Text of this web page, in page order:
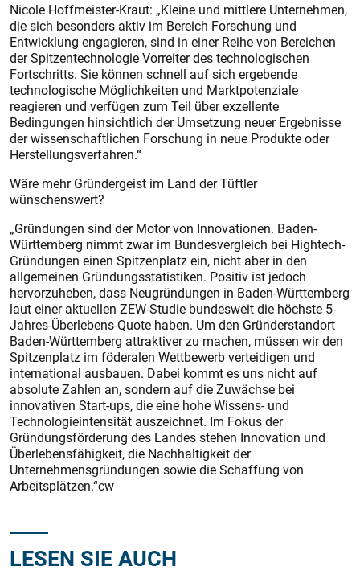
Nicole Hoffmeister-Kraut: „Kleine und mittlere Unternehmen,
die sich besonders aktiv im Bereich Forschung und
Entwicklung engagieren, sind in einer Reihe von Bereichen
der Spitzentechnologie Vorreiter des technologischen
Fortschritts. Sie können schnell auf sich ergebende
technologische Möglichkeiten und Marktpotenziale
reagieren und verfügen zum Teil über exzellente
Bedingungen hinsichtlich der Umsetzung neuer Ergebnisse
der wissenschaftlichen Forschung in neue Produkte oder
Herstellungsverfahren.“
Wäre mehr Gründergeist im Land der Tüftler
wünschenswert?
„Gründungen sind der Motor von Innovationen. Baden-
Württemberg nimmt zwar im Bundesvergleich bei Hightech-
Gründungen einen Spitzenplatz ein, nicht aber in den
allgemeinen Gründungsstatistiken. Positiv ist jedoch
hervorzuheben, dass Neugründungen in Baden-Württemberg
laut einer aktuellen ZEW-Studie bundesweit die höchste 5-
Jahres-Überlebens-Quote haben. Um den Gründerstandort
Baden-Württemberg attraktiver zu machen, müssen wir den
Spitzenplatz im föderalen Wettbewerb verteidigen und
international ausbauen. Dabei kommt es uns nicht auf
absolute Zahlen an, sondern auf die Zuwächse bei
innovativen Start-ups, die eine hohe Wissens- und
Technologieintensität auszeichnet. Im Fokus der
Gründungsförderung des Landes stehen Innovation und
Überlebensfähigkeit, die Nachhaltigkeit der
Unternehmensgründungen sowie die Schaffung von
Arbeitsplätzen.“cw
LESEN SIE AUCH